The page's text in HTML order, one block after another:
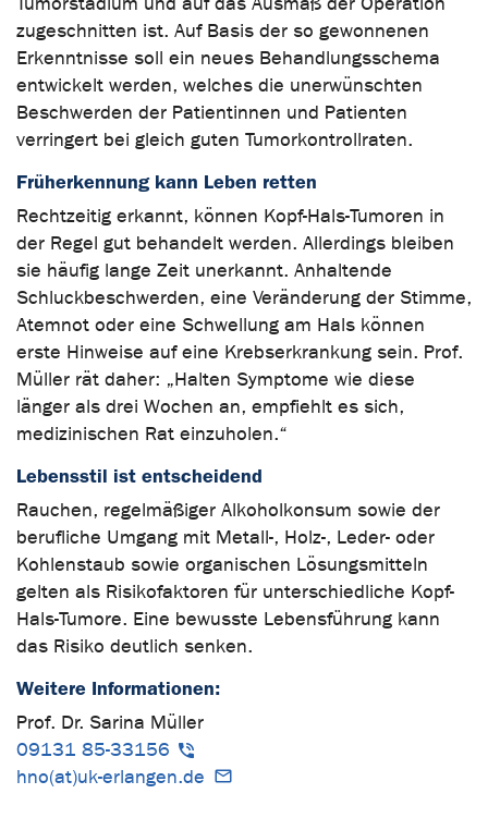
zugeschnitten ist. Auf Basis der so gewonnenen
Erkenntnisse soll ein neues Behandlungsschema
entwickelt werden, welches die unerwünschten
Beschwerden der Patientinnen und Patienten
verringert bei gleich guten Tumorkontrollraten.
Früherkennung kann Leben retten
Rechtzeitig erkannt, können Kopf-Hals-Tumoren in
der Regel gut behandelt werden. Allerdings bleiben
sie häufig lange Zeit unerkannt. Anhaltende
Schluckbeschwerden, eine Veränderung der Stimme,
Atemnot oder eine Schwellung am Hals können
erste Hinweise auf eine Krebserkrankung sein. Prof.
Müller rät daher: „Halten Symptome wie diese
länger als drei Wochen an, empfiehlt es sich,
medizinischen Rat einzuholen.“
Lebensstil ist entscheidend
Rauchen, regelmäßiger Alkoholkonsum sowie der
berufliche Umgang mit Metall-, Holz-, Leder- oder
Kohlenstaub sowie organischen Lösungsmitteln
gelten als Risikofaktoren für unterschiedliche Kopf-
Hals-Tumore. Eine bewusste Lebensführung kann
das Risiko deutlich senken.
Weitere Informationen:
Prof. Dr. Sarina Müller
09131 85-33156
hno(at)uk-erlangen.de